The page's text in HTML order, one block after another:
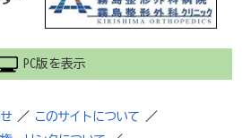
PC版を表示
／ このサイトについて
／